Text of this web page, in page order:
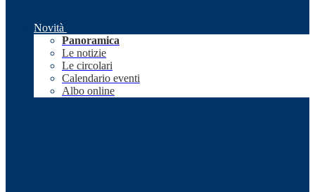
Novità
Panoramica
Le notizie
Le circolari
Calendario eventi
Albo online